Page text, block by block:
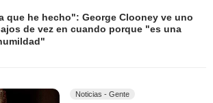
que he hecho": George Clooney ve uno
de vez en cuando porque "es una
Noticias - Gente